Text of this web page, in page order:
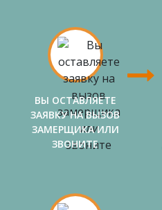
ВЫ ОСТАВЛЯЕТЕ
ЗАЯВКУ НА ВЫЗОВ
ЗАМЕРЩИКА ИЛИ
ЗВОНИТЕ